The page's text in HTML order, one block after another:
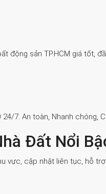
động sản TP.HCM giá
7. An toàn, Nhanh chóng,
Đất Nổi
vực, cập nhật liên tục, hỗ